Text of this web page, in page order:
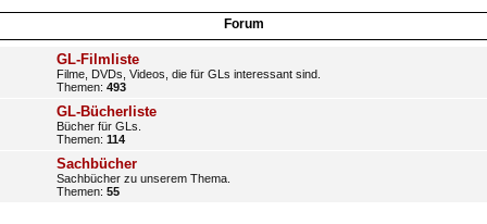
Forum
GL-Filmliste
Filme, DVDs, Videos, die für GLs interessant sind.
Themen: 493
GL-Bücherliste
Bücher für GLs.
Themen: 114
Sachbücher
Sachbücher zu unserem Thema.
Themen: 55